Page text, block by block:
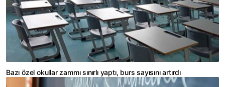
Bazı özel okullar zammı sınırlı yaptı, burs sayısını artırdı